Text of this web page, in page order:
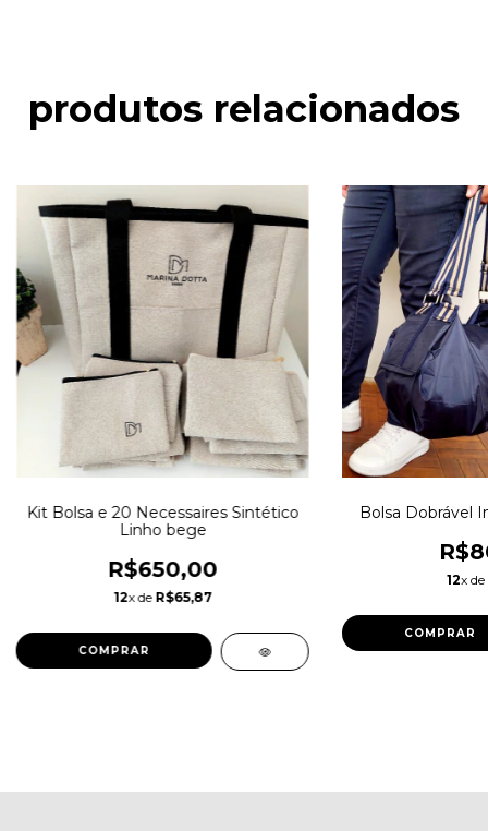
produtos relacionados
Kit Bolsa e 20 Necessaires Sintético
Linho bege
R$650,00
12x de R$65,87
COMPRAR
Bolsa Dobrável
12x de